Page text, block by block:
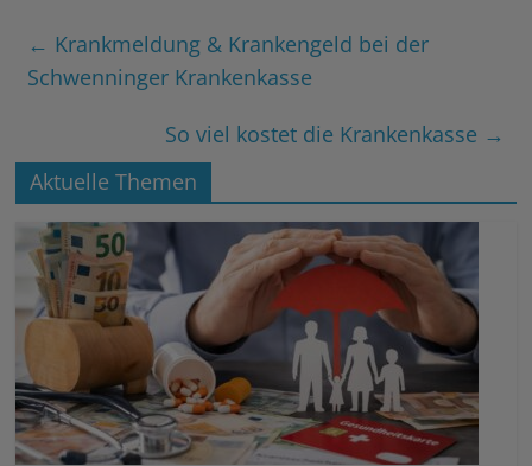
← Krankmeldung & Krankengeld bei der
Schwenninger Krankenkasse
So viel kostet die Krankenkasse →
Aktuelle Themen